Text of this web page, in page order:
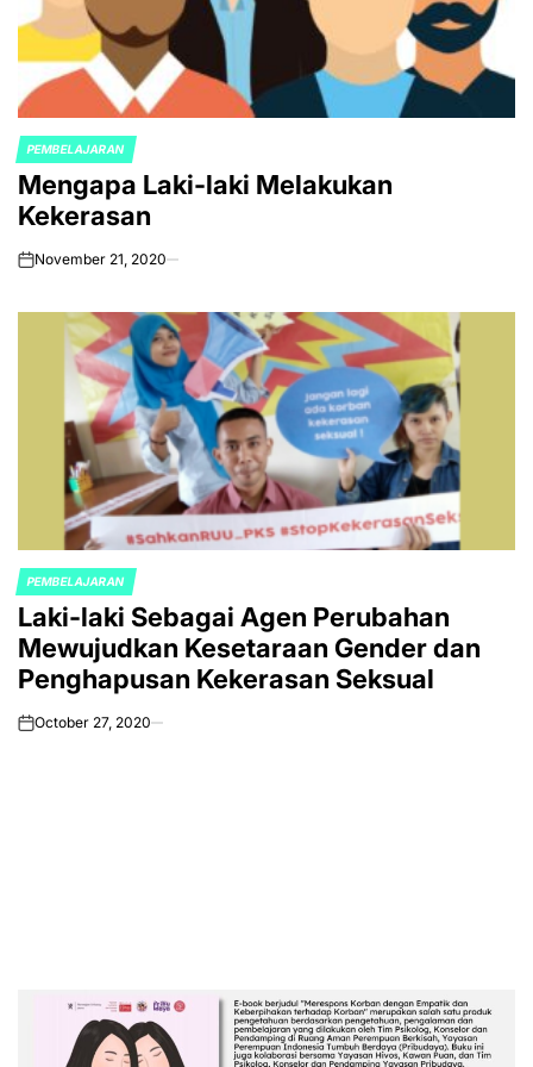
POSTED
IN
PEMBELAJARAN
Mengapa Laki-laki Melakukan
Kekerasan
onNovember 21, 2020
POSTED
IN
PEMBELAJARAN
Laki-laki Sebagai Agen Perubahan
Mewujudkan Kesetaraan Gender dan
Penghapusan Kekerasan Seksual
onOctober 27, 2020